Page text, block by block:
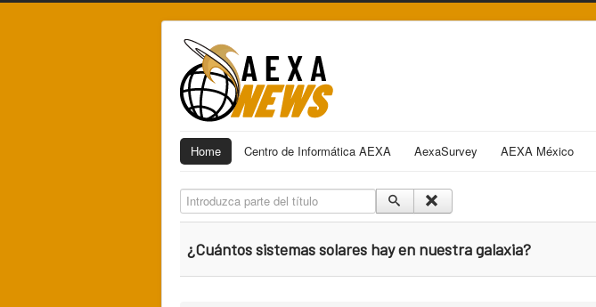
Home Centro de Informática AEXA AexaSurvey AEXA México
Introduzca parte del título
¿Cuántos sistemas solares hay en nuestra galaxia?